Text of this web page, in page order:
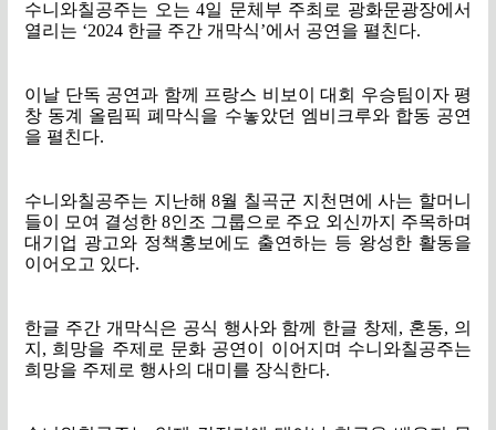
수니와칠공주는 오는4일 문체부 주최로 광화문광장에서
열리는 ‘2024 한글 주간 개막식’에서 공연을 펼친다.
이날 단독 공연과 함께 프랑스 비보이 대회 우승팀이자 평
창 동계 올림픽 폐막식을 수놓았던 엠비크루와 합동 공연
을 펼친다.
수니와칠공주는 지난해8월 칠곡군 지천면에 사는 할머니
들이 모여 결성한 8인조 그룹으로 주요 외신까지 주목하며
대기업 광고와 정책홍보에도 출연하는 등 왕성한 활동을
이어오고 있다.
한글 주간 개막식은 공식 행사와 함께 한글 창제 , 혼동, 의
지 , 희망을 주제로 문화 공연이 이어지며 수니와칠공주는
희망을 주제로 행사의 대미를 장식한다.